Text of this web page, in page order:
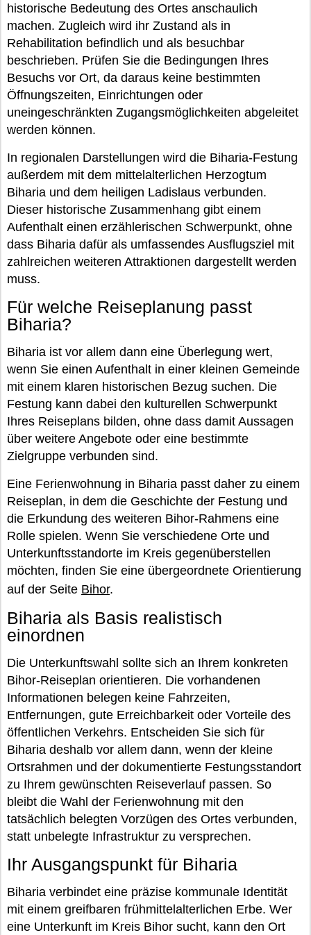
historische Bedeutung des Ortes anschaulich
machen. Zugleich wird ihr Zustand als in
Rehabilitation befindlich und als besuchbar
beschrieben. Prüfen Sie die Bedingungen Ihres
Besuchs vor Ort, da daraus keine bestimmten
Öffnungszeiten, Einrichtungen oder
uneingeschränkten Zugangsmöglichkeiten abgeleitet
werden können.
In regionalen Darstellungen wird die Biharia-Festung
außerdem mit dem mittelalterlichen Herzogtum
Biharia und dem heiligen Ladislaus verbunden.
Dieser historische Zusammenhang gibt einem
Aufenthalt einen erzählerischen Schwerpunkt, ohne
dass Biharia dafür als umfassendes Ausflugsziel mit
zahlreichen weiteren Attraktionen dargestellt werden
muss.
Für welche Reiseplanung passt
Biharia?
Biharia ist vor allem dann eine Überlegung wert,
wenn Sie einen Aufenthalt in einer kleinen Gemeinde
mit einem klaren historischen Bezug suchen. Die
Festung kann dabei den kulturellen Schwerpunkt
Ihres Reiseplans bilden, ohne dass damit Aussagen
über weitere Angebote oder eine bestimmte
Zielgruppe verbunden sind.
Eine Ferienwohnung in Biharia passt daher zu einem
Reiseplan, in dem die Geschichte der Festung und
die Erkundung des weiteren Bihor-Rahmens eine
Rolle spielen. Wenn Sie verschiedene Orte und
Unterkunftsstandorte im Kreis gegenüberstellen
möchten, finden Sie eine übergeordnete Orientierung
auf der Seite Bihor.
Biharia als Basis realistisch
einordnen
Die Unterkunftswahl sollte sich an Ihrem konkreten
Bihor-Reiseplan orientieren. Die vorhandenen
Informationen belegen keine Fahrzeiten,
Entfernungen, gute Erreichbarkeit oder Vorteile des
öffentlichen Verkehrs. Entscheiden Sie sich für
Biharia deshalb vor allem dann, wenn der kleine
Ortsrahmen und der dokumentierte Festungsstandort
zu Ihrem gewünschten Reiseverlauf passen. So
bleibt die Wahl der Ferienwohnung mit den
tatsächlich belegten Vorzügen des Ortes verbunden,
statt unbelegte Infrastruktur zu versprechen.
Ihr Ausgangspunkt für Biharia
Biharia verbindet eine präzise kommunale Identität
mit einem greifbaren frühmittelalterlichen Erbe. Wer
eine Unterkunft im Kreis Bihor sucht, kann den Ort